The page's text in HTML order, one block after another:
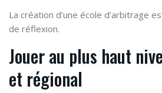
La création d’une école d’arbitrage
de réflexion.
Jouer au plus haut
et régional